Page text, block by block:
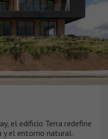
el edificio Terra redefine
y el entorno natural.